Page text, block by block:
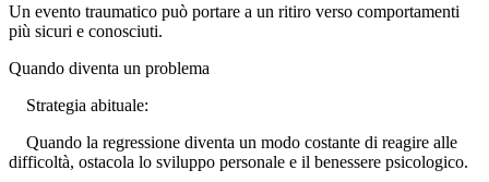
Un evento traumatico può portare a un ritiro verso comportamenti
più sicuri e conosciuti.
Quando diventa un problema
Strategia abituale:
Quando la regressione diventa un modo costante di reagire alle
difficoltà, ostacola lo sviluppo personale e il benessere psicologico.